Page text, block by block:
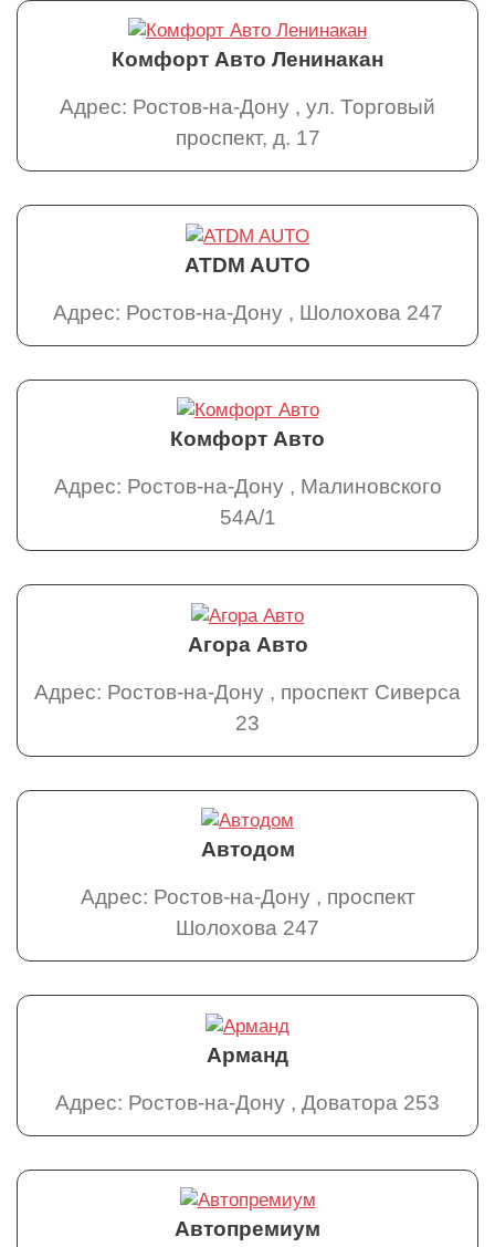
Комфорт Авто Ленинакан
Адрес: Ростов-на-Дону , ул. Торговый
проспект, д. 17
ATDM AUTO
Адрес: Ростов-на-Дону , Шолохова 247
Комфорт Авто
Адрес: Ростов-на-Дону , Малиновского
54А/1
Агора Авто
Адрес: Ростов-на-Дону , проспект Сиверса
23
Автодом
Адрес: Ростов-на-Дону , проспект
Шолохова 247
Арманд
Адрес: Ростов-на-Дону , Доватора 253
Автопремиум